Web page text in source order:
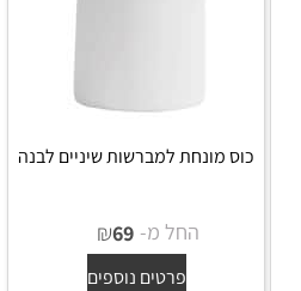
כוס מונחת למברשות שיניים לבנה
החל מ- ₪69
פרטים נוספים